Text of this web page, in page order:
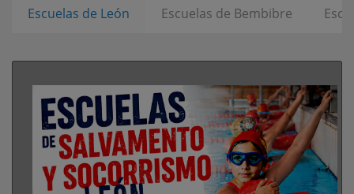
Escuelas de León Escuelas de Bembibre